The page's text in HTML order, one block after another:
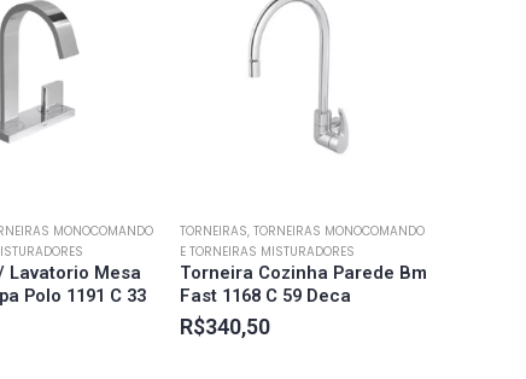
MONOCOMANDO
Lavatorio Mesa
Polo 1191 C 33
TORNEIRAS, TORNEIRAS MONOCOMANDO
E TORNEIRAS MISTURADORES
Torneira Cozinha Parede Bm
Fast 1168 C 59 Deca
R$340,50